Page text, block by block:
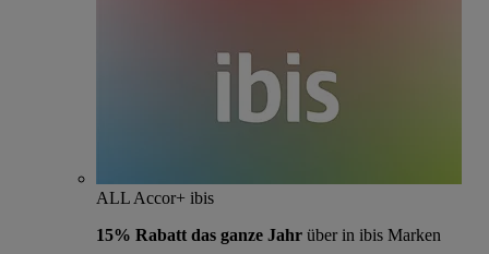
ALL Accor+ ibis
15% Rabatt das ganze Jahr über in ibis Marken